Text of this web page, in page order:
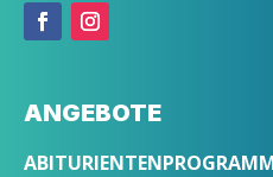
ANGEBOTE